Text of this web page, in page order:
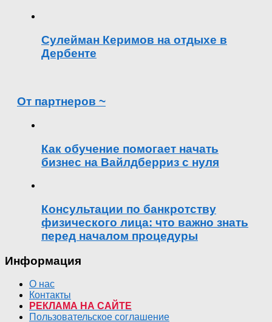
Сулейман Керимов на отдыхе в
Дербенте
От партнеров ~
Как обучение помогает начать
бизнес на Вайлдберриз с нуля
Консультации по банкротству
физического лица: что важно знать
перед началом процедуры
Информация
О нас
Контакты
РЕКЛАМА НА САЙТЕ
Пользовательское соглашение